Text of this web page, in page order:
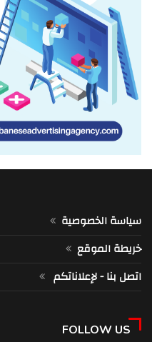
سياسة الخصوصية
خريطة الموقع
اتصل بنا - لإعلاناتكم
FOLLOW US